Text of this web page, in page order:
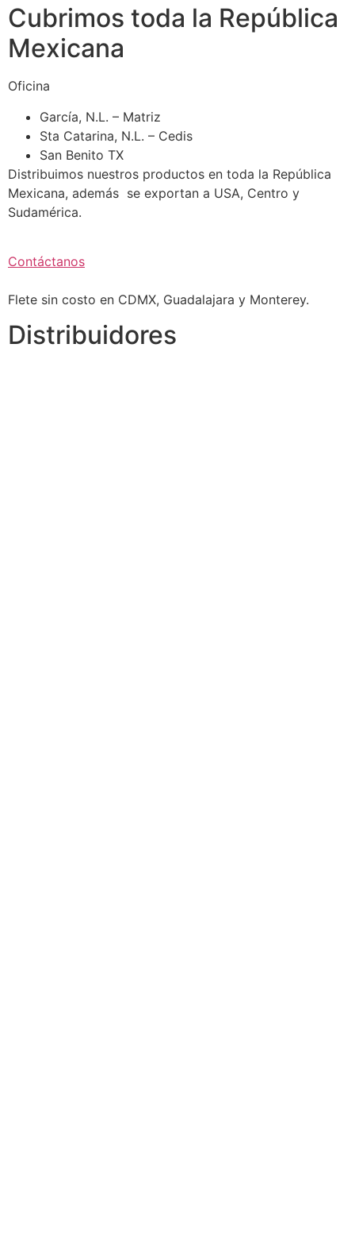
Cubrimos toda la República
Mexicana
Oficina
García, N.L. – Matriz
Sta Catarina, N.L. – Cedis
San Benito TX
Distribuimos nuestros productos en toda la República
Mexicana, además se exportan a USA, Centro y
Sudamérica.
Contáctanos
Flete sin costo en CDMX, Guadalajara y Monterey.
Distribuidores